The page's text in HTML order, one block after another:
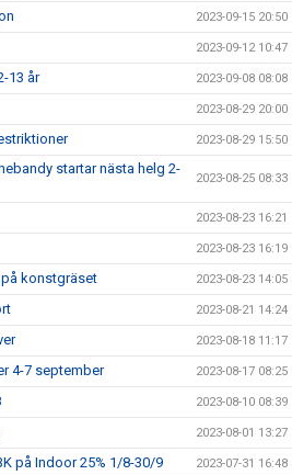
2023-09-15 20:50
2023-09-12 10:47
13 år 2023-09-08 08:08
2023-08-29 20:00
2023-08-29 15:50
startar nästa helg 2-
2023-08-25 08:33
2023-08-23 16:21
2023-08-23 16:19
konstgräset 2023-08-23 14:05
2023-08-21 14:24
2023-08-18 11:17
4-7 september 2023-08-17 08:25
2023-08-10 08:39
2023-08-01 13:27
på Indoor 25% 1/8-30/9 2023-07-31 16:48